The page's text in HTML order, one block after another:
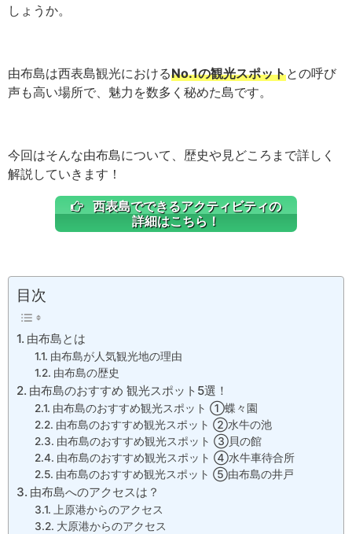
しょうか。
由布島は西表島観光におけるNo.1の観光スポットとの呼び
声も高い場所で、魅力を数多く秘めた島です。
今回はそんな由布島について、歴史や見どころまで詳しく
解説していきます！
西表島でできるアクティビティの
詳細はこちら！
目次
由布島とは
由布島が人気観光地の理由
由布島の歴史
由布島のおすすめ 観光スポット5選！
由布島のおすすめ観光スポット ①蝶々園
由布島のおすすめ観光スポット ②水牛の池
由布島のおすすめ観光スポット ③貝の館
由布島のおすすめ観光スポット ④水牛車待合所
由布島のおすすめ観光スポット ⑤由布島の井戸
由布島へのアクセスは？
上原港からのアクセス
大原港からのアクセス